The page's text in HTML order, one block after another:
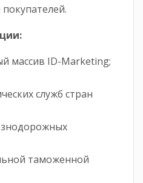
массив ID-Marketing;
служб стран
таможенной